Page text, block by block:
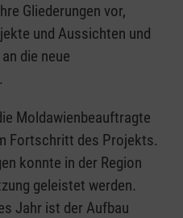
Gliederungen vor,
und Aussichten und
die neue
Moldawienbeauftragte
Fortschritt des Projekts.
konnte in der Region
geleistet werden.
Jahr ist der Aufbau